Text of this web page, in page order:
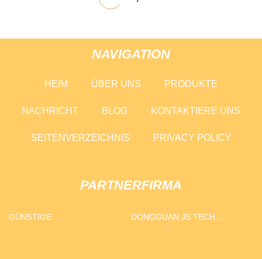
NAVIGATION
HEIM ÜBER UNS PRODUKTE
NACHRICHT BLOG KONTAKTIERE UNS
SEITENVERZEICHNIS PRIVACY POLICY
PARTNERFIRMA
GÜNSTIGE
DONGGUAN JS TECH